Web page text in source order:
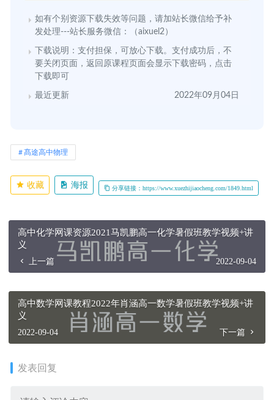
如有个别资源下载失效等问题，请加站长微信给予补
发处理---站长服务微信：（aixuel2）
下载说明：支付担保，可放心下载。支付成功后，不
要关闭页面，返回原课程页面会显示下载密码，点击
下载即可
最近更新 2022年09月04日
髙途高中物理
收藏 海报 分享链接：https://www.xuezhijiaocheng.com/1849.html
高中化学网课资源2021马凯鹏高一化学暑假班教学视频+讲
义
上一篇 2022-09-04
高中数学网课教程2022年肖涵高一数学暑假班教学视频+讲
义
2022-09-04 下一篇
发表回复